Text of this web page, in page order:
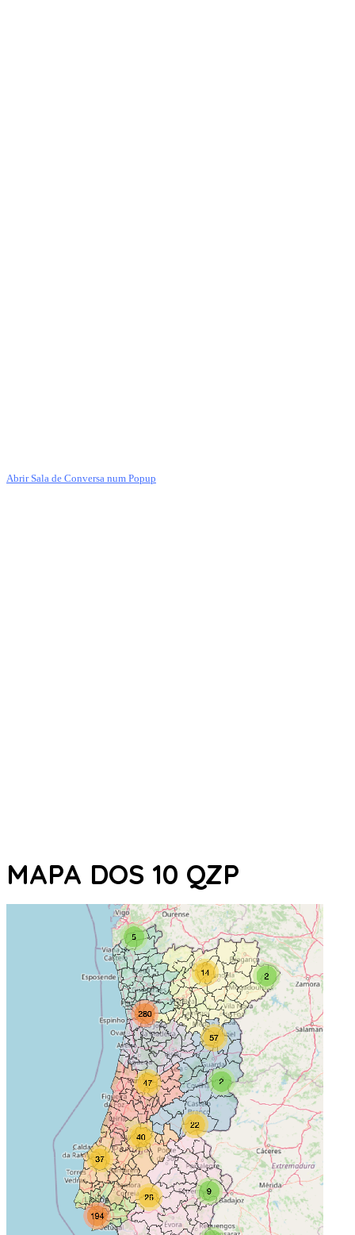
Abrir Sala de Conversa num Popup
MAPA DOS 10 QZP